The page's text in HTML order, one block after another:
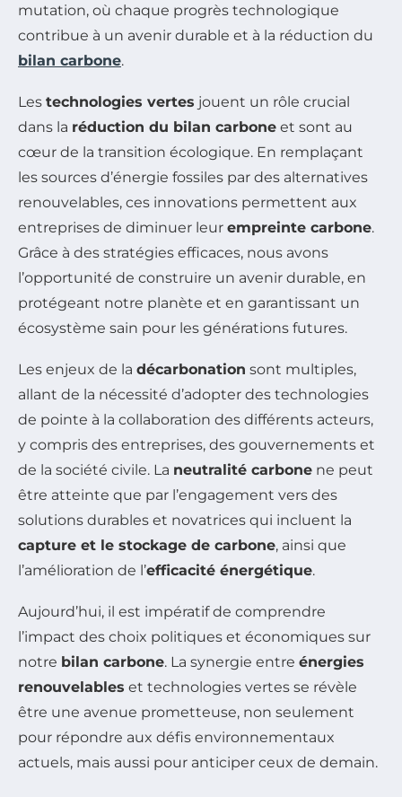
mutation, où chaque progrès technologique
contribue à un avenir durable et à la réduction du
bilan carbone.
Les technologies vertes jouent un rôle crucial
dans la réduction du bilan carbone et sont au
cœur de la transition écologique. En remplaçant
les sources d’énergie fossiles par des alternatives
renouvelables, ces innovations permettent aux
entreprises de diminuer leur empreinte carbone.
Grâce à des stratégies efficaces, nous avons
l’opportunité de construire un avenir durable, en
protégeant notre planète et en garantissant un
écosystème sain pour les générations futures.
Les enjeux de la décarbonation sont multiples,
allant de la nécessité d’adopter des technologies
de pointe à la collaboration des différents acteurs,
y compris des entreprises, des gouvernements et
de la société civile. La neutralité carbone ne peut
être atteinte que par l’engagement vers des
solutions durables et novatrices qui incluent la
capture et le stockage de carbone, ainsi que
l’amélioration de l’efficacité énergétique.
Aujourd’hui, il est impératif de comprendre
l’impact des choix politiques et économiques sur
notre bilan carbone. La synergie entre énergies
renouvelables et technologies vertes se révèle
être une avenue prometteuse, non seulement
pour répondre aux défis environnementaux
actuels, mais aussi pour anticiper ceux de demain.